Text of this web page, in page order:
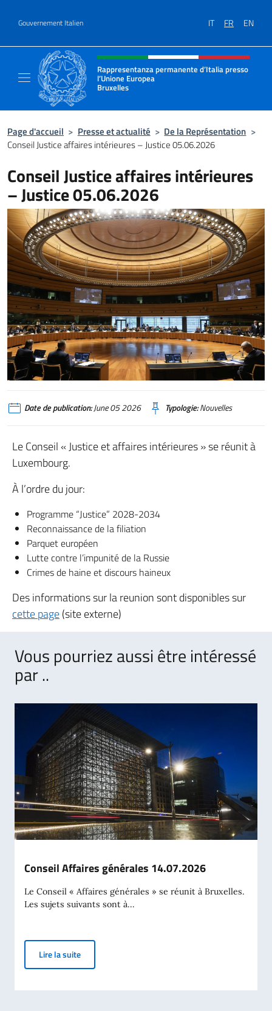
Gouvernement Italien IT FR EN
Site Web, social et en-tête de
Rappresentanza permanente d’Italia presso
l’Unione Europea
Bruxelles
Il sito ufficiale della Rappresentanza
Page d'accueil > Presse et actualité > De la Représentation >
Conseil Justice affaires intérieures – Justice 05.06.2026
Conseil Justice affaires intérieures
– Justice 05.06.2026
Date de publication:June 05 2026 Typologie:Nouvelles
Le Conseil « Justice et affaires intérieures » se réunit à
Luxembourg.
À l’ordre du jour:
Programme “Justice” 2028-2034
Reconnaissance de la filiation
Parquet européen
Lutte contre l’impunité de la Russie
Crimes de haine et discours haineux
Des informations sur la reunion sont disponibles sur
cette page(site externe)
Vous pourriez aussi être intéressé
par ..
Conseil Affaires générales 14.07.2026
Le Conseil « Affaires générales » se réunit à Bruxelles.
Les sujets suivants sont à...
Lire la suiteConseil Affaires générales 14.07.2026